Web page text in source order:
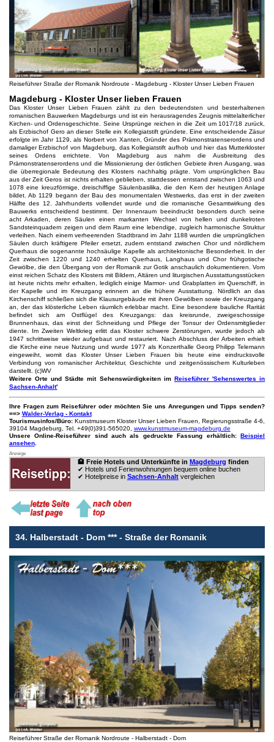
Reiseführer Straße der Romanik Nordroute - Magdeburg - Kloster Unser Lieben Frauen
Magdeburg - Kloster Unser lieben Frauen
Das Kloster Unser Lieben Frauen zählt zu den bedeutendsten und besterhaltenen
romanischen Bauwerken Magdeburgs und ist ein herausragendes Zeugnis mittelalterlicher
Kirchen- und Ordensgeschichte. Seine Ursprünge reichen in die Zeit um 1017/18 zurück,
als Erzbischof Gero an dieser Stelle ein Kollegiatstift gründete. Eine entscheidende Zäsur
erfolgte im Jahr 1129, als Norbert von Xanten, Gründer des Prämonstratenserordens und
damaliger Erzbischof von Magdeburg, das Kollegiatstift aufhob und hier das Mutterkloster
seines Ordens errichtete. Von Magdeburg aus nahm die Ausbreitung des
Prämonstratenserordens und die Missionierung der östlichen Gebiete ihren Ausgang, was
die überregionale Bedeutung des Klosters nachhaltig prägte. Vom ursprünglichen Bau
aus der Zeit Geros ist nichts erhalten geblieben, stattdessen entstand zwischen 1063 und
1078 eine kreuzförmige, dreischiffige Säulenbasilika, die den Kern der heutigen Anlage
bildet. Ab 1129 begann der Bau des monumentalen Westwerks, das erst in der zweiten
Hälfte des 12. Jahrhunderts vollendet wurde und die romanische Gesamtwirkung des
Bauwerks entscheidend bestimmt. Der Innenraum beeindruckt besonders durch seine
acht Arkaden, deren Säulen einen markanten Wechsel von hellen und dunkelroten
Sandsteinquadern zeigen und dem Raum eine lebendige, zugleich harmonische Struktur
verleihen. Nach einem verheerenden Stadtbrand im Jahr 1188 wurden die ursprünglichen
Säulen durch kräftigere Pfeiler ersetzt, zudem entstand zwischen Chor und nördlichem
Querhaus die sogenannte hochsäulige Kapelle als architektonische Besonderheit. In der
Zeit zwischen 1220 und 1240 erhielten Querhaus, Langhaus und Chor frühgotische
Gewölbe, die den Übergang von der Romanik zur Gotik anschaulich dokumentieren. Vom
einst reichen Schatz des Klosters mit Bildern, Altären und liturgischen Ausstattungsstücken
ist heute nichts mehr erhalten, lediglich einige Marmor- und Grabplatten im Querschiff, in
der Kapelle und im Kreuzgang erinnern an die frühere Ausstattung. Nördlich an das
Kirchenschiff schließen sich die Klausurgebäude mit ihren Gewölben sowie der Kreuzgang
an, der das klösterliche Leben räumlich erlebbar macht. Eine besondere bauliche Rarität
befindet sich am Ostflügel des Kreuzgangs: das kreisrunde, zweigeschossige
Brunnenhaus, das einst der Schneidung und Pflege der Tonsur der Ordensmitglieder
diente. Im Zweiten Weltkrieg erlitt das Kloster schwere Zerstörungen, wurde jedoch ab
1947 schrittweise wieder aufgebaut und restauriert. Nach Abschluss der Arbeiten erhielt
die Kirche eine neue Nutzung und wurde 1977 als Konzerthalle Georg Philipp Telemann
eingeweiht, womit das Kloster Unser Lieben Frauen bis heute eine eindrucksvolle
Verbindung von romanischer Architektur, Geschichte und zeitgenössischem Kulturleben
darstellt. (c)WV
Weitere Orte und Städte mit Sehenswürdigkeiten im Reiseführer 'Sehenswertes in
Sachsen-Anhalt'
Ihre Fragen zum Reiseführer oder möchten Sie uns Anregungen und Tipps senden?
==> Walder-Verlag - Kontakt
Tourismusinfos/Büro:Kunstmuseum Kloster Unser Lieben Frauen, Regierungsstraße 4-6,
39104 Magdeburg, Tel. +49(0)391-565020, www.kunstmuseum-magdeburg.de
Unsere Online-Reiseführer sind auch als gedruckte Fassung erhältlich:Beispiel
ansehen.
Anzeige
🏨 Freie Hotels und Unterkünfte in Magdeburg finden
✔ Hotels und Ferienwohnungen bequem online buchen
✔ Hotelpreise in Sachsen-Anhaltvergleichen
34. Halberstadt - Dom *** - Straße der Romanik
Reiseführer Straße der Romanik Nordroute - Halberstadt - Dom